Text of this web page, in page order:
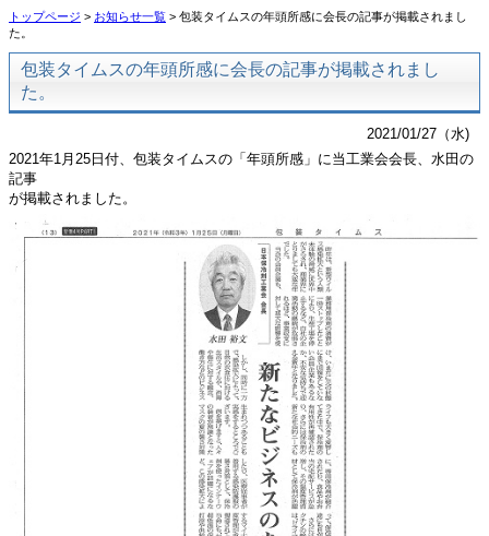
トップページ > お知らせ一覧 > 包装タイムスの年頭所感に会長の記事が掲載されまし
た。
包装タイムスの年頭所感に会長の記事が掲載されまし
た。
2021/01/27（水)
2021年1月25日付、包装タイムスの「年頭所感」に当工業会会長、水田の
記事
が掲載されました。